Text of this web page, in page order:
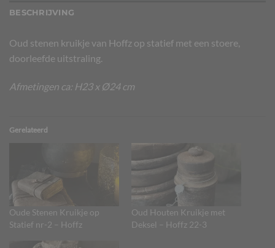
BESCHRIJVING
Oud stenen kruikje van Hoffz op statief met een stoere,
doorleefde uitstraling.
Afmetingen ca: H23 x Ø24 cm
Gerelateerd
Oude Stenen Kruikje op
Statief nr-2 – Hoffz
Oud Houten Kruikje met
Deksel – Hoffz 22-3